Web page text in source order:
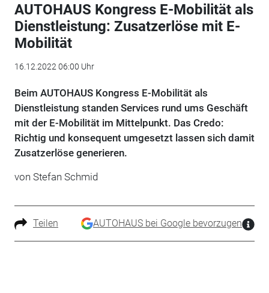
AUTOHAUS Kongress E-Mobilität als
Dienstleistung: Zusatzerlöse mit E-
Mobilität
16.12.2022 06:00 Uhr
Beim AUTOHAUS Kongress E-Mobilität als
Dienstleistung standen Services rund ums Geschäft
mit der E-Mobilität im Mittelpunkt. Das Credo:
Richtig und konsequent umgesetzt lassen sich damit
Zusatzerlöse generieren.
von Stefan Schmid
Teilen AUTOHAUS bei Google bevorzugen